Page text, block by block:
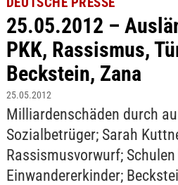
25.05.2012 –
PKK, Rassismus,
Beckstein, Zana
25.05.2012
Milliardenschäden durch
Sozialbetrüger; Sarah
Rassismusvorwurf;
Einwandererkinder;